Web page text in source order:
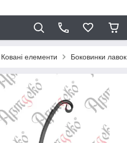
Ковані елементи Боковинки